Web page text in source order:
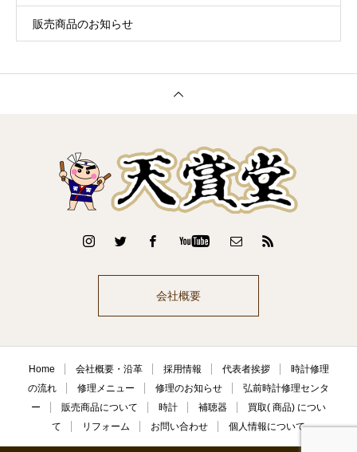
販売商品のお知らせ
会社概要
Home 会社概要・沿革 採用情報 代表者挨拶
時計修理
の流れ
修理メニュー 修理のお知らせ
弘前時計修理センタ
ー
販売商品について 時計 補聴器
買取( 商品) につい
て
リフォーム お問い合わせ 個人情報について